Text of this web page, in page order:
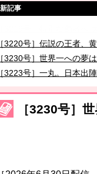
記事
［3220号］伝説の王者、
［3230号］世界一への夢
［3223号］一丸。日本出陣
3222号］史上最大のW
谷川 アーリアジャスー
［3230号］